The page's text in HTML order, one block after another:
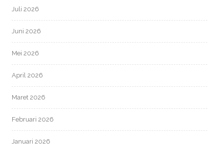
Juli 2026
Juni 2026
Mei 2026
April 2026
Maret 2026
Februari 2026
Januari 2026